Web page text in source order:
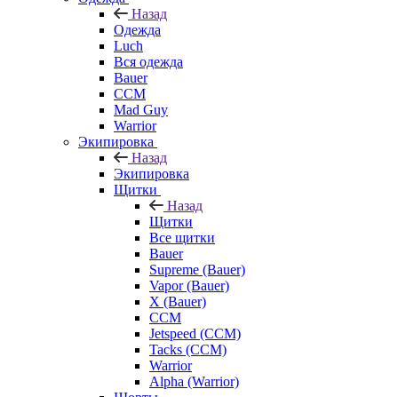
Назад
Одежда
Luch
Вся одежда
Bauer
CCM
Mad Guy
Warrior
Экипировка
Назад
Экипировка
Щитки
Назад
Щитки
Все щитки
Bauer
Supreme (Bauer)
Vapor (Bauer)
X (Bauer)
CCM
Jetspeed (CCM)
Tacks (CCM)
Warrior
Alpha (Warrior)